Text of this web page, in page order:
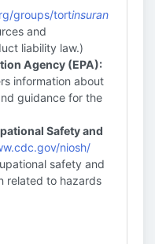
groups/tortinsuran
and
liability law.)
Agency (EPA):
information about
guidance for the
Safety and
niosh/
safety and
related to hazards